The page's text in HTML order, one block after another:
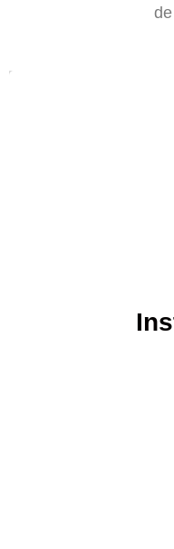
de
Lavavajillas
Vitrocerámica o
pueda contar con
estamos a su